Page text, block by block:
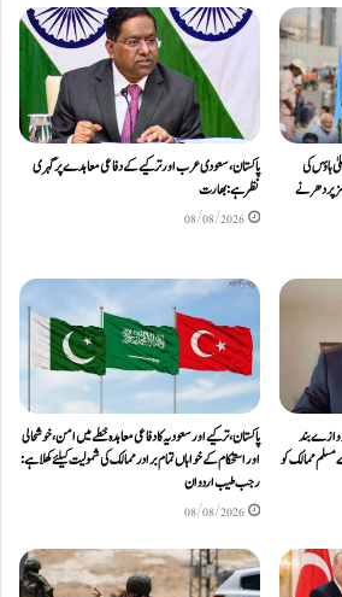
اعلیٰ ہاؤس کی
پر دھرنے
پاکستان، سعودی عرب اور ترکیے کے دفاعی معاہدے پر گہری
نظر ہے: بھارت
08/08/2026
بند
مسلم ممالک کو
پاکستان، ترکیے اور سعودیہ کا دفاعی معاہدہ خطے میں امن، خوشحالی
اور استحکام کے خواہاں تمام برادر ممالک کی شمولیت کیلئےکھلا ہے:
رجب طیب اردوان
08/08/2026